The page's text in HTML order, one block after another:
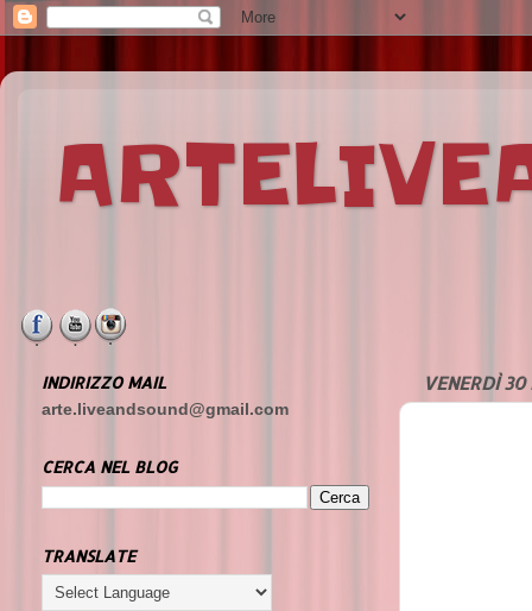
VENERDÌ
INDIRIZZO MAIL
arte.liveandsound@gmail.com
CERCA NEL BLOG
TRANSLATE